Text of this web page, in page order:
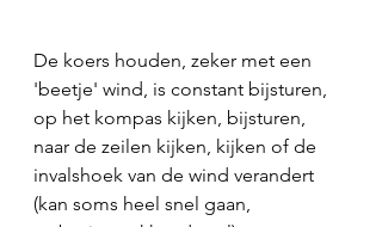
De koers houden, zeker met een
'beetje' wind, is constant bijsturen,
op het kompas kijken, bijsturen,
naar de zeilen kijken, kijken of de
invalshoek van de wind verandert
(kan soms heel snel gaan,